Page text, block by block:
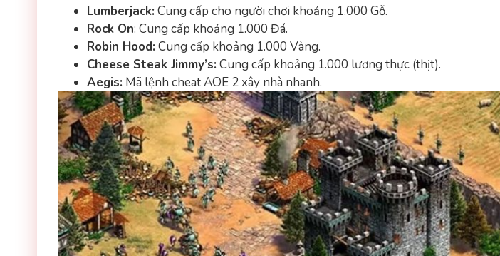
Lumberjack: Cung cấp cho người chơi khoảng 1.000 Gỗ.
Rock On: Cung cấp khoảng 1.000 Đá.
Robin Hood: Cung cấp khoảng 1.000 Vàng.
Cheese Steak Jimmy’s: Cung cấp khoảng 1.000 lương thực (thịt).
Aegis: Mã lệnh cheat AOE 2 xây nhà nhanh.